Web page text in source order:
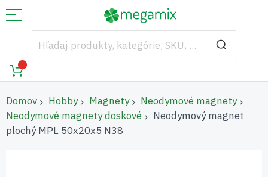
Domov Hobby Magnety
Neodymové magnety
Neodymové magnety doskové
Neodymový magnet
plochý MPL 50x20x5 N38